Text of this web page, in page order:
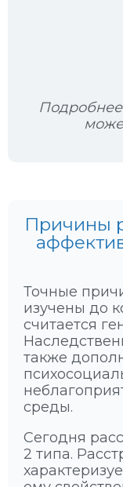
Причины
Точные
изучены до
считается
также
среды.
Сегодня
2 типа.